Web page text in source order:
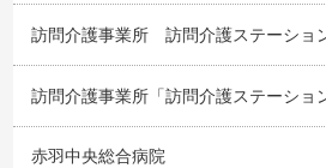
訪問介護事業所 訪問介護ステーショ
訪問介護事業所「訪問介護ステーショ
赤羽中央総合病院